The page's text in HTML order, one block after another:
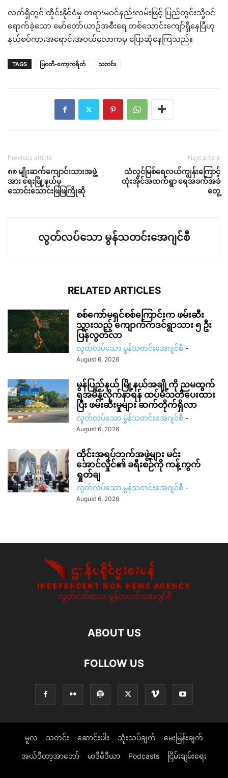
လက်ရှိတွင် ထိုင်းနိုင်ငံမှ တရားမဝင်နည်းလမ်းဖြင့် ပြည်တွင်းသို့ဝင်
ရောက်ခဲ့သော မော်တော်ယာဉ်အစီးရေ တစ်သောင်းကျော်ရှိနေပြီဟု
နယ်စပ်ကားအရောင်းအဝယ်လောကမှ ပြောဆိုနေကြသည်။
TAGS မြဝတီ-ကော့ကရိတ် သတင်း
Previous article
၈၈ မျိုးဆက်ကျောင်းသားအဖွဲ့
အား ရေးမြို့နယ်မှ
သောင်းသောင်းဖြဖြကြိုဆို
Next article
သံလွင်မြစ်ရေလယ်ကျွန်းကြောင့်
ထုံးအိုင်အထက်ရွာ ရေအခက်အခဲ
တွေ့
လွတ်လပ်သော မွန်သတင်းအေဂျင်စီ
RELATED ARTICLES
စစ်ကော်မရှင်စစ်ကြောင်းက ဖမ်းဆီး
သွားသည့် ကျောက်ကဒင်ရွာသား ၅ ဦး
ပြန်လွတ်လာ
လွတ်လပ်သော မွန်သတင်းအေဂျင်စီ -
August 6, 2026
မွန်ပြည်နယ် မြို့နယ်အချို့ကို ညမထွက်
ရအမိန့်လိုက်နာရန် ထပ်မံသတိပေးထား
ပြီး ဖမ်းဆီးမှုများ ဆက်တိုက်ရှိလာ
လွတ်လပ်သော မွန်သတင်းအေဂျင်စီ -
August 6, 2026
ထိုင်းအရပ်ဘက်အဖွဲ့များ မင်း
အောင်လှိုင်၏ ခရီးစဉ်ကို ကန့်ကွက်
ရှုတ်ချ
လွတ်လပ်သော မွန်သတင်းအေဂျင်စီ -
August 6, 2026
ABOUT US
FOLLOW US
မူလ သတင်း ဆောင်းပါး သုံးသပ်ချက် မေးမြန်းချက်
အယ်ဒီတာ့အာဘော် မာဒီမီဒီယာ Podcasts ငြိမ်းချမ်းရေး